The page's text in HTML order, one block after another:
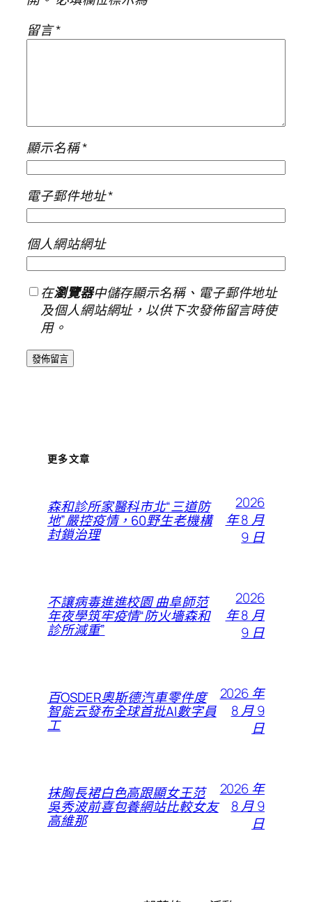
留言*
顯示名稱*
電子郵件地址*
個人網站網址
在瀏覽器中儲存顯示名稱、電子郵件地址
及個人網站網址，以供下次發佈留言時使
用。
更多文章
森和診所家醫科市北“三道防
地”嚴控疫情，60野生老機構
封鎖治理
2026
年 8 月
9 日
不讓病毒進進校園 曲阜師范
年夜學筑牢疫情“防火墻森和
診所減重”
2026
年 8 月
9 日
百OSDER奧斯德汽車零件度
智能云發布全球首批AI數字員
工
2026 年
8 月 9
日
抹胸長裙白色高跟顯女王范
吳秀波前喜包養網站比較女友
高維那
2026 年
8 月 9
日